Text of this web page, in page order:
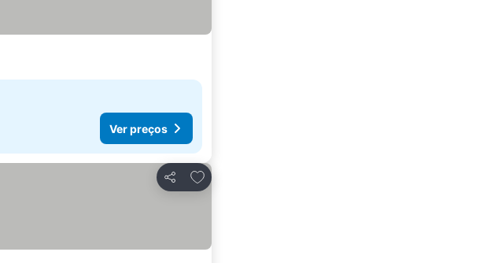
Ver preços
Partilhar
Adicionar aos favoritos